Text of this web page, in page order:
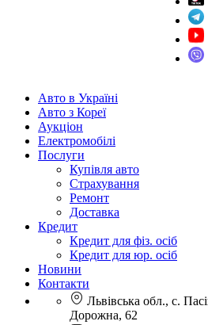
Авто в Україні
Авто з Кореї
Аукціон
Електромобілі
Послуги
Купівля авто
Страхування
Ремонт
Доставка
Кредит
Кредит для фіз. осіб
Кредит для юр. осіб
Новини
Контакти
Львівська обл., с.
Дорожна, 62